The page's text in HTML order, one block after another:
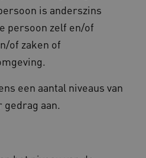
is anderszins
persoon zelf en/of
of zaken of
een aantal niveaus van
aan.
Microsoft Corporation